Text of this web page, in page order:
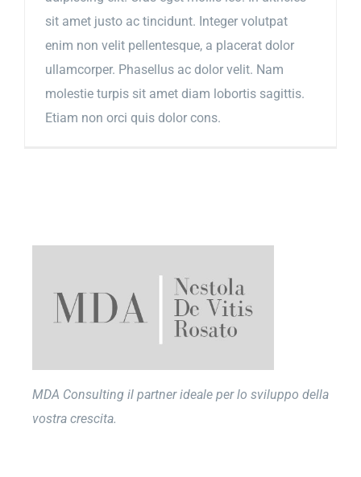
sit amet justo ac tincidunt. Integer volutpat
enim non velit pellentesque, a placerat dolor
ullamcorper. Phasellus ac dolor velit. Nam
molestie turpis sit amet diam lobortis sagittis.
Etiam non orci quis dolor cons.
MDA Consulting il partner ideale per lo sviluppo della
vostra crescita.